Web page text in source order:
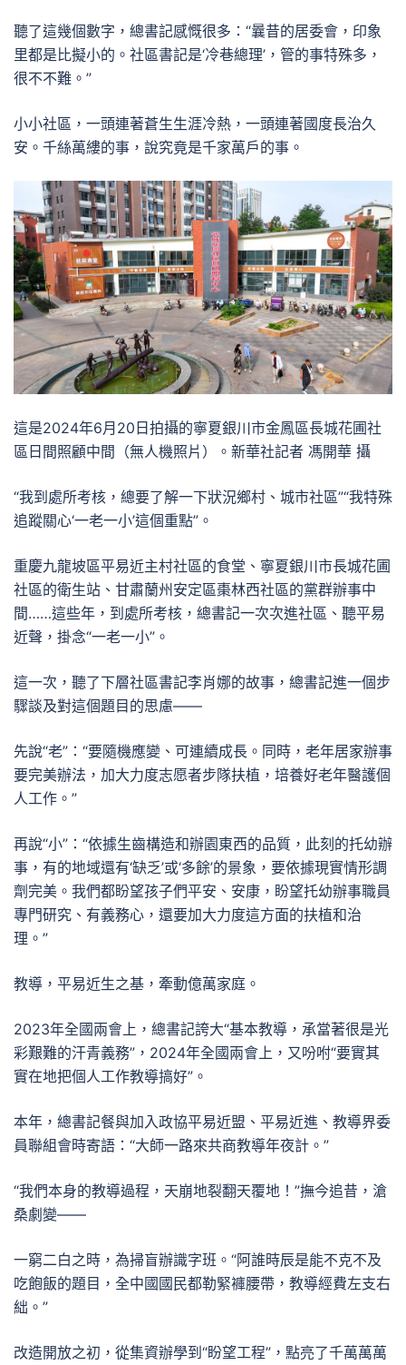
聽了這幾個數字，總書記感慨很多：“曩昔的居委會，印象
里都是比擬小的。社區書記是‘冷巷總理’，管的事特殊多，
很不不難。”
小小社區，一頭連著蒼生生涯冷熱，一頭連著國度長治久
安。千絲萬縷的事，說究竟是千家萬戶的事。
這是2024年6月20日拍攝的寧夏銀川市金鳳區長城花圃社
區日間照顧中間（無人機照片）。新華社記者 馮開華 攝
“我到處所考核，總要了解一下狀況鄉村、城市社區”“我特殊
追蹤關心‘一老一小’這個重點”。
重慶九龍坡區平易近主村社區的食堂、寧夏銀川市長城花圃
社區的衛生站、甘肅蘭州安定區棗林西社區的黨群辦事中
間……這些年，到處所考核，總書記一次次進社區、聽平易
近聲，掛念“一老一小”。
這一次，聽了下層社區書記李肖娜的故事，總書記進一個步
驟談及對這個題目的思慮——
先說“老”：“要隨機應變、可連續成長。同時，老年居家辦事
要完美辦法，加大力度志愿者步隊扶植，培養好老年醫護個
人工作。”
再說“小”：“依據生齒構造和辦園東西的品質，此刻的托幼辦
事，有的地域還有‘缺乏’或‘多餘’的景象，要依據現實情形調
劑完美。我們都盼望孩子們平安、安康，盼望托幼辦事職員
專門研究、有義務心，還要加大力度這方面的扶植和治
理。”
教導，平易近生之基，牽動億萬家庭。
2023年全國兩會上，總書記誇大“基本教導，承當著很是光
彩艱難的汗青義務”，2024年全國兩會上，又吩咐“要實其
實在地把個人工作教導搞好”。
本年，總書記餐與加入政協平易近盟、平易近進、教導界委
員聯組會時寄語：“大師一路來共商教導年夜計。”
“我們本身的教導過程，天崩地裂翻天覆地！”撫今追昔，滄
桑劇變——
一窮二白之時，為掃盲辦識字班。“阿誰時辰是能不克不及
吃飽飯的題目，全中國國民都勒緊褲腰帶，教導經費左支右
絀。”
改造開放之初，從集資辦學到“盼望工程”，點亮了千萬萬萬